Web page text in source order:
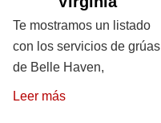
Te mostramos un listado
con los servicios de grúas
de Belle Haven,
Leer más